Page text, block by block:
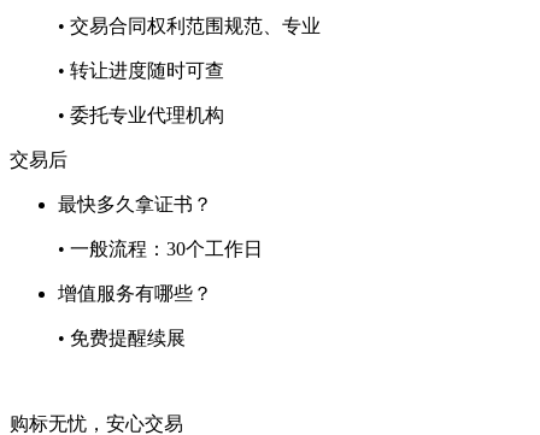
• 交易合同权利范围规范、专业
• 转让进度随时可查
• 委托专业代理机构
交易后
最快多久拿证书？
• 一般流程：30个工作日
增值服务有哪些？
• 免费提醒续展
购标无忧，安心交易